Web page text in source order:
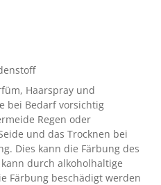
Haarspray und
bei Bedarf vorsichtig
Regen oder
und das Trocknen bei
Dies kann die Färbung des
kann durch alkoholhaltige
Färbung beschädigt werden